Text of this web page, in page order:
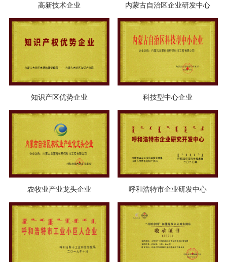
高新技术企业 内蒙古自治区企业研发中心
知识产区优势企业 科技型中心企业
农牧业产业龙头企业 呼和浩特市企业研发中心